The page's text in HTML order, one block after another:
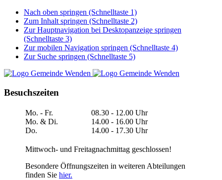
Nach oben springen (Schnelltaste 1)
Zum Inhalt springen (Schnelltaste 2)
Zur Hauptnavigation bei Desktopanzeige springen
(Schnelltaste 3)
Zur mobilen Navigation springen (Schnelltaste 4)
Zur Suche springen (Schnelltaste 5)
Besuchszeiten
Mo. - Fr.
Mo. & Di.
Do.
08.30 - 12.00 Uhr
14.00 - 16.00 Uhr
14.00 - 17.30 Uhr
Mittwoch- und Freitagnachmittag geschlossen!
Besondere Öffnungszeiten in weiteren Abteilungen
finden Sie hier.